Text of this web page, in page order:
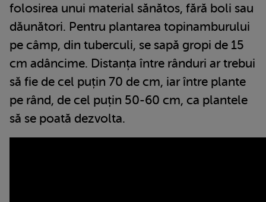
folosirea unui material sănătos, fără boli sau
dăunători. Pentru plantarea topinamburului
pe câmp, din tuberculi, se sapă gropi de 15
cm adâncime. Distanța între rânduri ar trebui
să fie de cel puțin 70 de cm, iar între plante
pe rând, de cel puțin 50-60 cm, ca plantele
să se poată dezvolta.